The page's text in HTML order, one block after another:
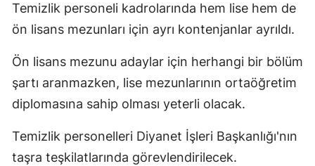
Temizlik personeli kadrolarında hem lise hem de
ön lisans mezunları için ayrı kontenjanlar ayrıldı.
Ön lisans mezunu adaylar için herhangi bir bölüm
şartı aranmazken, lise mezunlarının ortaöğretim
diplomasına sahip olması yeterli olacak.
Temizlik personelleri Diyanet İşleri Başkanlığı'nın
taşra teşkilatlarında görevlendirilecek.